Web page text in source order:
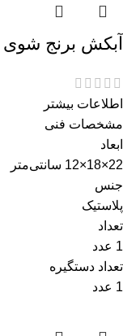
آبکش برنج
اطلاعات بیشتر
مشخصات فنی
ابعاد
22×18×12 سانتی‌متر
جنس
پلاستیک
تعداد
1 عدد
تعداد دستگیره
1 عدد